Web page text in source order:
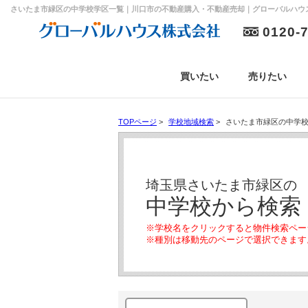
さいたま市緑区の中学校学区一覧｜川口市の不動産購入・不動産売却｜グローバルハウ
0120-
買いたい 売りたい
TOPページ > 学校地域検索 > さいたま市緑区の中学
埼玉県さいたま市緑区の
中学校から検索
※学校名をクリックすると物件検索ペー
※種別は移動先のページで選択できます